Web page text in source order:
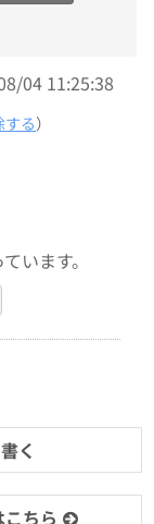
04 11:25:38
る）
います。
く
ちら